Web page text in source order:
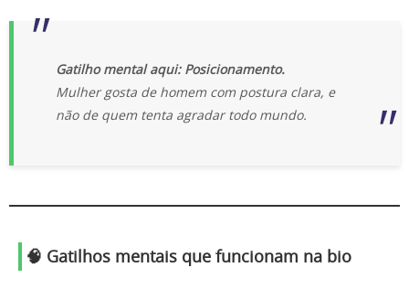
Gatilho mental aqui: Posicionamento.
Mulher gosta de homem com postura clara, e
não de quem tenta agradar todo mundo.
🧠 Gatilhos mentais que funcionam na bio